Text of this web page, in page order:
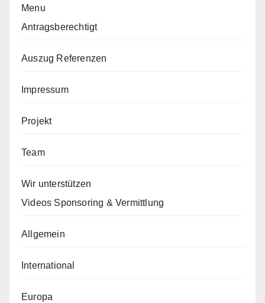
Menu
Antragsberechtigt
Auszug Referenzen
Impressum
Projekt
Team
Wir unterstützen
Videos Sponsoring & Vermittlung
Allgemein
International
Europa